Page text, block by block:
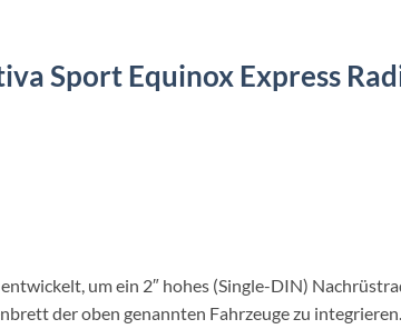
Sport Equinox Express
um ein 2″ hohes (Single-DIN)
der oben genannten Fahrzeuge zu